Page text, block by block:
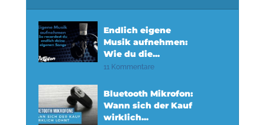
Endlich eigene
Musik aufnehmen:
Wie du die...
11 Kommentare
Bluetooth Mikrofon:
Wann sich der Kauf
wirklich...